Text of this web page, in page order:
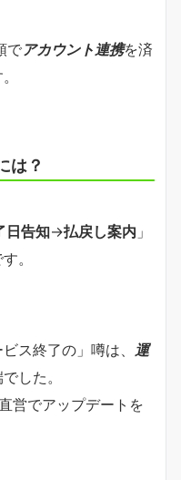
で アカウント連携を済
は？
日告知→払戻し案内 」
。
ス終了の」噂は、 運
した。
営でアップデートを